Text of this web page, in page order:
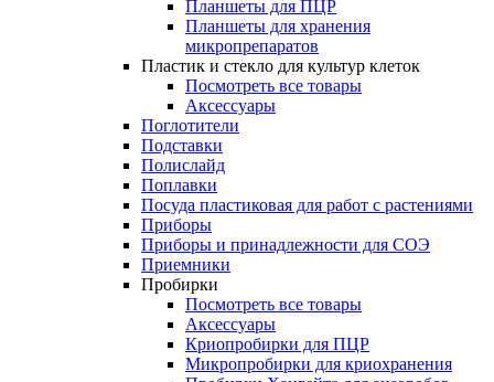
Планшеты для ПЦР
Планшеты для хранения
микропрепаратов
Пластик и стекло для культур клеток
Посмотреть все товары
Аксессуары
Поглотители
Подставки
Полислайд
Поплавки
Посуда пластиковая для работ с растениями
Приборы
Приборы и принадлежности для СОЭ
Приемники
Пробирки
Посмотреть все товары
Аксессуары
Криопробирки для ПЦР
Микропробирки для криохранения